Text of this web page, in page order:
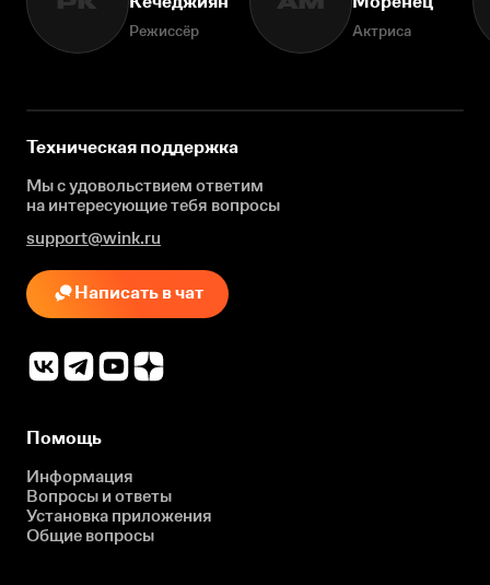
Режиссёр Актриса
Техническая поддержка
Мы с удовольствием ответим
на интересующиетебя вопросы
support@wink.ru
Написать в чат
Помощь
Информация
Вопросы и ответы
Установка приложения
Общие вопросы